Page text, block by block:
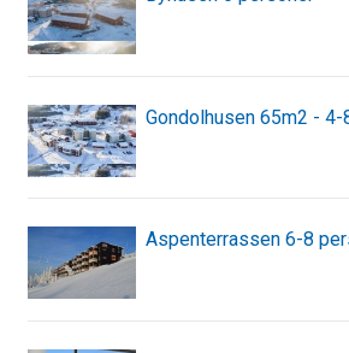
Gondolhusen 65m2 -
Aspenterrassen 6-8